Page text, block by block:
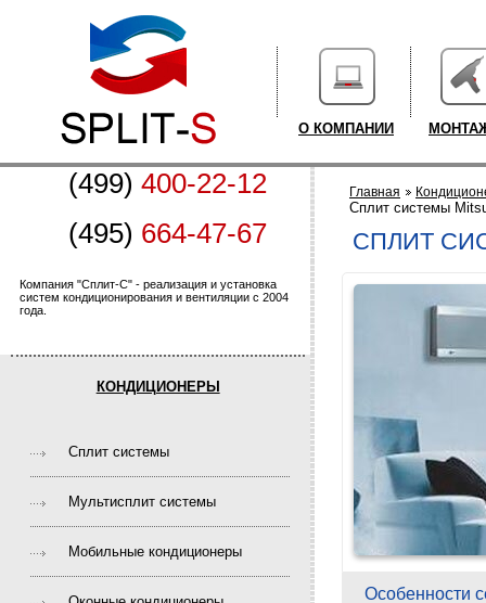
О КОМПАНИИ
(499) 400-22-12
(495) 664-47-67
Компания "Сплит-С" - реализация и установка
систем кондиционирования и вентиляции с 2004
года.
КОНДИЦИОНЕРЫ
Cплит системы
Мультисплит системы
Мобильные кондиционеры
Главная
Cплит системы
CПЛИТ
Особенности